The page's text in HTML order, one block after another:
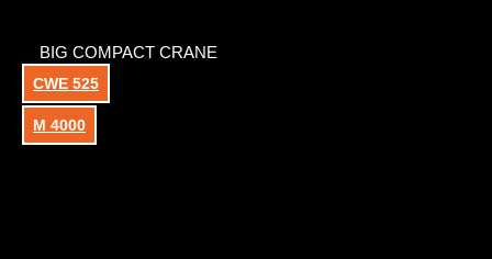
BIG COMPACT CRANE
CWE 525
M 4000